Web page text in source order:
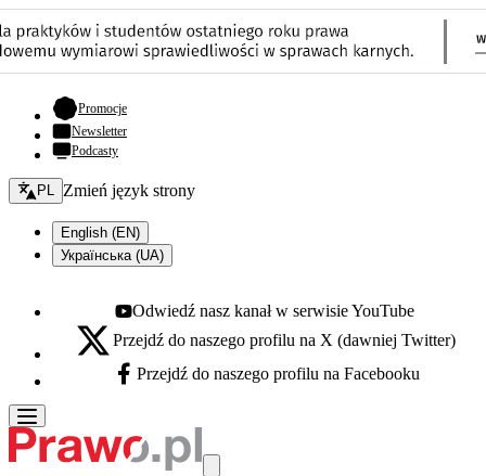
Promocje- otwiera się w nowej karcie
Newsletter
Podcasty
Zmień język - bieżący:
PL Zmień język strony
English (EN)
Українська (UA)
Youtube - otwiera się w nowej karcie
Odwiedź nasz kanał w serwisie YouTube
X - otwiera się w nowej karcie
Przejdź do naszego profilu na X (dawniej Twitter)
Facebook - otwiera się w nowej karcie
Przejdź do naszego profilu na Facebooku